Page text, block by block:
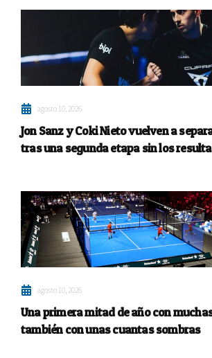
agosto 10, 2026
Jon Sanz y Coki Nieto vuelven a
tras una segunda etapa sin los
agosto 10, 2026
Una primera mitad de año con
también con unas cuantas sombras